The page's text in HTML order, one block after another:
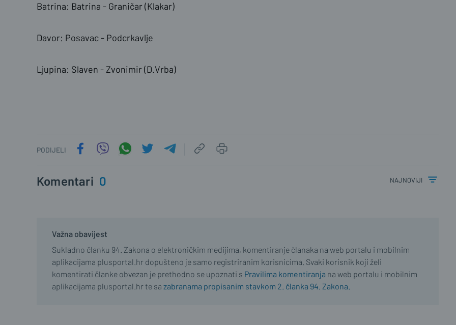
Batrina: Batrina - Graničar (Klakar)
Davor: Posavac - Podcrkavlje
Ljupina: Slaven - Zvonimir (D.Vrba)
PODIJELI
Komentari 0 najnoviji
Važna obavijest
Sukladno članku 94. Zakona o elektroničkim medijima, komentiranje članaka na web portalu i mobilnim
aplikacijama plusportal.hr dopušteno je samo registriranim korisnicima. Svaki korisnik koji želi
komentirati članke obvezan je prethodno se upoznati s Pravilima komentiranja na web portalu i mobilnim
aplikacijama plusportal.hr te sa zabranama propisanim stavkom 2. članka 94. Zakona.